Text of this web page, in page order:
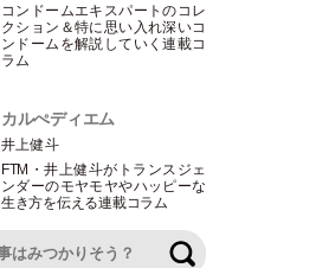
コンドームエキスパートのコレ
クション＆特に思い入れ深いコ
ンドームを解説していく連載コ
ラム
カルぺディエム
井上健斗
FTM ・井上健斗がトランスジェ
ンダーのモヤモヤやハッピーな
生き方を伝える連載コラム